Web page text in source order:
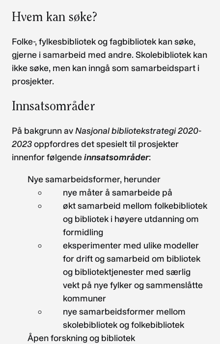
Hvem kan søke?
Folke-, fylkesbibliotek og fagbibliotek kan søke,
gjerne i samarbeid med andre. Skolebibliotek kan
ikke søke, men kan inngå som samarbeidspart i
prosjekter.
Innsatsområder
På bakgrunn avNasjonal bibliotekstrategi 2020-
2023oppfordres det spesielt til prosjekter
innenfor følgendeinnsatsområder:
Nye samarbeidsformer, herunder
nye måter å samarbeide på
økt samarbeid mellom folkebibliotek
og bibliotek i høyere utdanning om
formidling
eksperimenter med ulike modeller
for drift og samarbeid om bibliotek
og bibliotektjenester med særlig
vekt på nye fylker og sammenslåtte
kommuner
nye samarbeidsformer mellom
skolebibliotek og folkebibliotek
Åpen forskning og bibliotek